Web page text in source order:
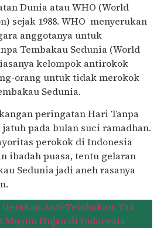
Dunia atau WHO (World
sejak 1988. WHO menyerukan
anggotanya untuk
Tembakau Sedunia (World
kelompok antirokok
orang untuk tidak merokok
Sedunia.
peringatan Hari Tanpa
pada bulan suci ramadhan.
perokok di Indonesia
ibadah puasa, tentu gelaran
Sedunia jadi aneh rasanya
Anti-Tembakau: Tak
Musim Hujan di Indonesia